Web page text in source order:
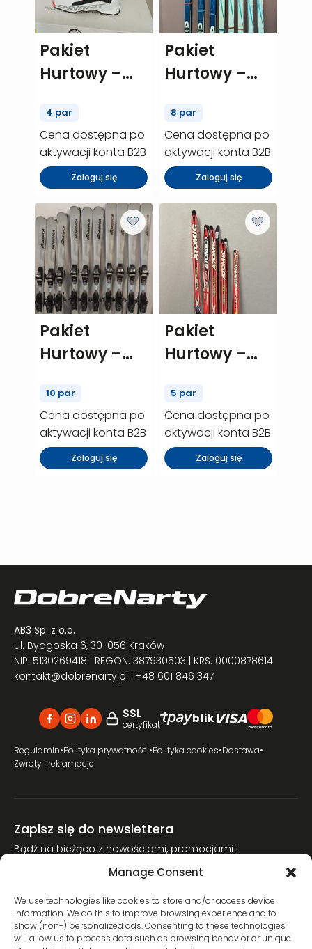
Manage Consent
We use technologies like cookies to store and/or access device
information. We do this to improve browsing experience and to
show (non-) personalized ads. Consenting to these technologies
will allow us to process data such as browsing behavior or unique
Pakiet
Hurtowy –
– 4 szt.
(P02409)
4 par
Cena dostępna po
aktywacji konta B2B
Zaloguj się
Pakiet
Hurtowy –
biegowe
używane
SALOMON
Snowscape 7
– 8 szt.
(P02352)
8 par
Cena dostępna po
aktywacji konta B2B
Zaloguj się
Pakiet
Hurtowy –
Spitfire 73 –
10 szt.
(P02442)
10 par
Cena dostępna po
aktywacji konta B2B
Zaloguj się
Pakiet
Hurtowy –
Skate
race/pro – 5
szt. (P02356)
5 par
Cena dostępna po
aktywacji konta B2B
Zaloguj się
AB3 Sp. z o.o.
ul. Bydgoska 6, 30-056 Kraków
NIP: 5130269418 | REGON: 387930503 | KRS: 0000878614
kontakt@dobrenarty.pl | +48 601 846 347
SSL
certyfikat blikVISA
Regulamin•Polityka prywatności•Polityka cookies•Dostawa•
Zwroty i reklamacje
Zapisz się do newslettera
Bądź na bieżąco z nowościami, promocjami i
Dołącz do naszej społeczności miłośników nart.